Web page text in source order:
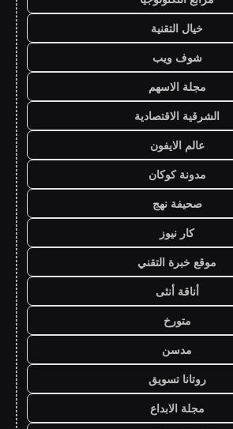
خيال التقنية
شوف ويب
مجلة الاسهم
الشرقية الاقتصادية
عالم الايفون
مدونة كوكان
صحيفة نهج
كار نيوز
موقع خبرة التقني
أناقة أنثى
متورخ
مدسن
روتانا تسويق
مجلة الابداع